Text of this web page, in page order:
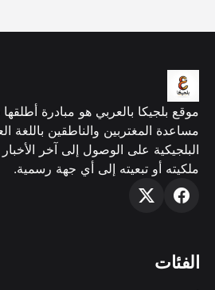
موقع بلجيكا بالعربي هو مبادرة
مساعدة المغتربين والناطقين باللغة
البلجيكية على الوصول إلى آخر
ملكيته أو تبعيته إلى أي جهة رسمية.
الفئات